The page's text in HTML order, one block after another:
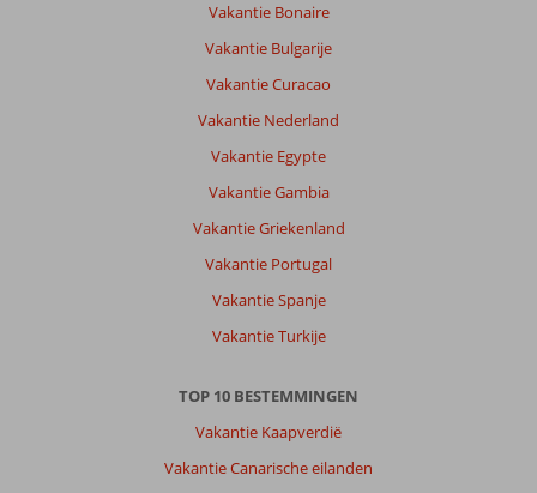
Vakantie Bonaire
Vakantie Bulgarije
Vakantie Curacao
Vakantie Nederland
Vakantie Egypte
Vakantie Gambia
Vakantie Griekenland
Vakantie Portugal
Vakantie Spanje
Vakantie Turkije
TOP 10 BESTEMMINGEN
Vakantie Kaapverdië
Vakantie Canarische eilanden